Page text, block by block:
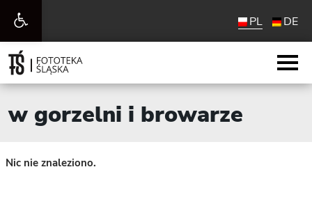
Otwórz
pasek
narzędzi
PL DE
w gorzelni i browarze
Nic nie znaleziono.